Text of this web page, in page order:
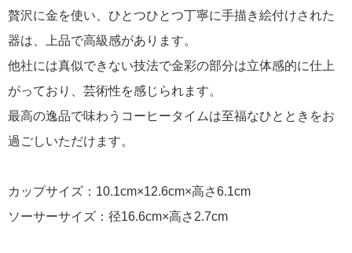
贅沢に金を使い、ひとつひとつ丁寧に手描き絵付けされた
器は、上品で高級感があります。
他社には真似できない技法で金彩の部分は立体感的に仕上
がっており、芸術性を感じられます。
最高の逸品で味わうコーヒータイムは至福なひとときをお
過ごしいただけます。
カップサイズ：10.1cm×12.6cm×高さ6.1cm
ソーサーサイズ：径16.6cm×高さ2.7cm